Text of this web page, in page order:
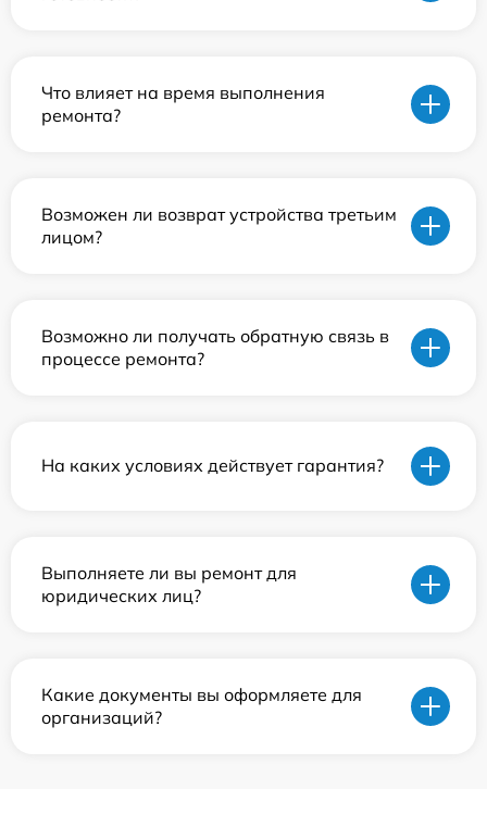
Что влияет на время выполнения
ремонта?
Возможен ли возврат устройства третьим
лицом?
Возможно ли получать обратную связь в
процессе ремонта?
На каких условиях действует гарантия?
Выполняете ли вы ремонт для
юридических лиц?
Какие документы вы оформляете для
организаций?